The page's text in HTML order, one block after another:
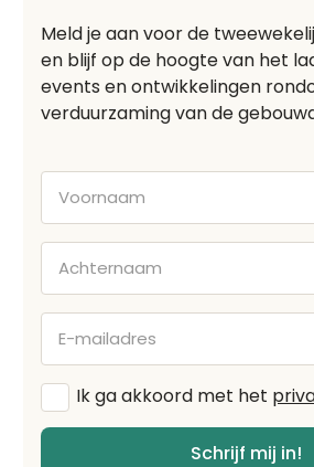
Meld je aan voor de
en blijf op de hoogte van het
events en ontwikkelingen
verduurzaming van de
Voornaam
Achternaam
E-
mailadres
Algemene
voorwaarden
Ik ga akkoord met het
Schrijf mij in!